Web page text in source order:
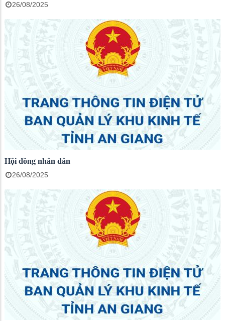
26/08/2025
Hội đồng nhân dân
26/08/2025